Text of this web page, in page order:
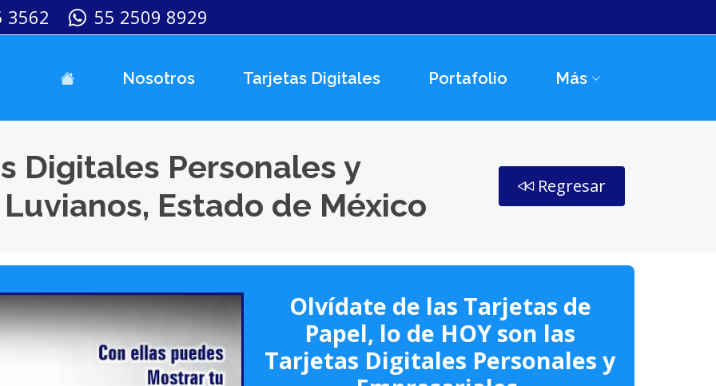
3562 55 2509 8929
Nosotros Tarjetas Digitales Portafolio Más
Digitales Personales y
Estado de México
Regresar
Olvídate de las Tarjetas de
Papel, lo de HOY son las
Tarjetas Digitales Personales y